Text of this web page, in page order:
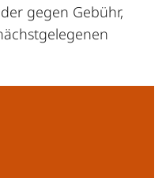
gegen Gebühr,